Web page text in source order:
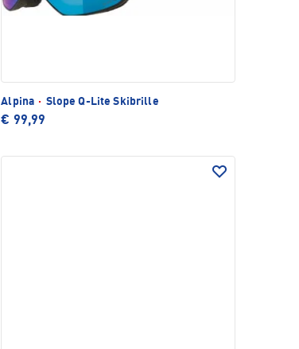
Alpina · Slope Q-Lite Skibrille
€ 99,99